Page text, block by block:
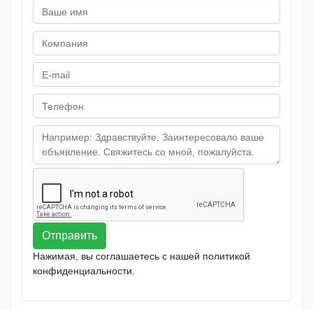
Отправить
Нажимая, вы соглашаетесь с нашей политикой
конфиденциальности.